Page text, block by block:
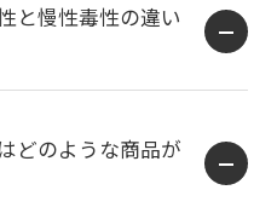
と慢性毒性の違い
どのような商品が